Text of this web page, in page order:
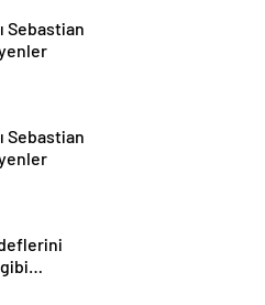
Sebastian
Sebastian
gibi…